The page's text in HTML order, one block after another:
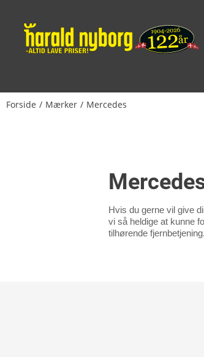
Forside Mærker Mercedes
Hvis du gerne vil give
vi så heldige at kunne
tilhørende